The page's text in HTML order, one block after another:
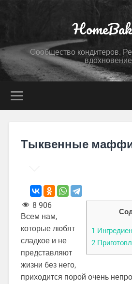
Сообщество кондитеров.
вдохновение
Тыквенные
1
2
8 906
Всем нам,
которые любят
сладкое и не
представляют
жизни без него,
приходится порой очень